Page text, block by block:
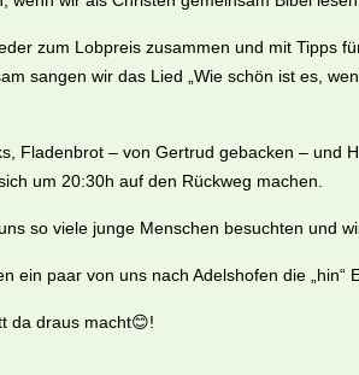
zum Lobpreis zusammen und mit Tipps
sangen wir das Lied „Wie schön ist es,
Fladenbrot – von Gertrud gebacken – und
um 20:30h auf den Rückweg machen.
so viele junge Menschen besuchten und
ein paar von uns nach Adelshofen die „hin“
da draus macht😊!